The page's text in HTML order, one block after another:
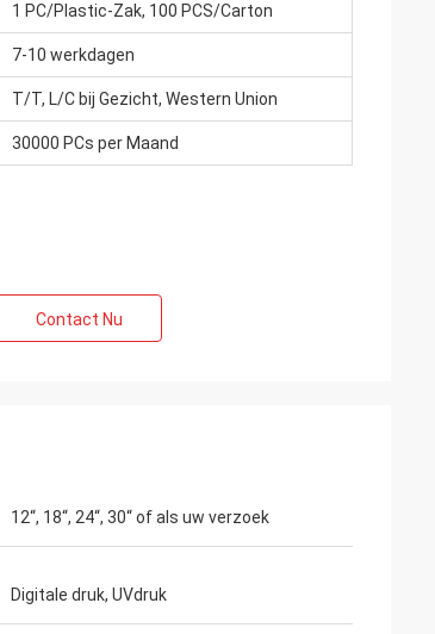
1 PC/Plastic-Zak, 100 PCS/Carton
7-10 werkdagen
T/T, L/C bij Gezicht, Western Union
30000 PCs per Maand
Contact Nu
12“, 18“, 24“, 30“ of als uw verzoek
Digitale druk, UVdruk